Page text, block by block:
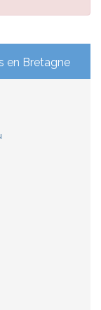
en Bretagne